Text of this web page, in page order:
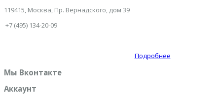
119415, Москва, Пр. Вернадского, дом 39
+7 (495) 134-20-09
Подробнее
Мы Вконтакте
Аккаунт